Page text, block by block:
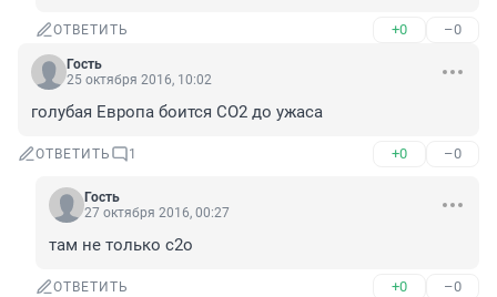
ОТВЕТИТЬ +0 –0
Гость
25 октября 2016, 10:02
голубая Европа боится СО2 до ужаса
ОТВЕТИТЬ 1 +0 –0
Гость
27 октября 2016, 00:27
там не только с2о
ОТВЕТИТЬ +0 –0